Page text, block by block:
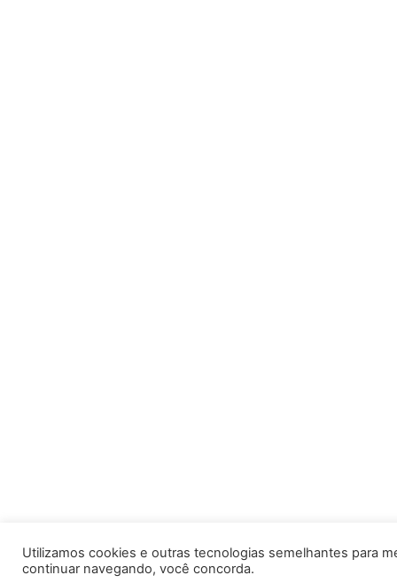
Utilizamos cookies e outras tecnologias semelhantes para
continuar navegando, você concorda.